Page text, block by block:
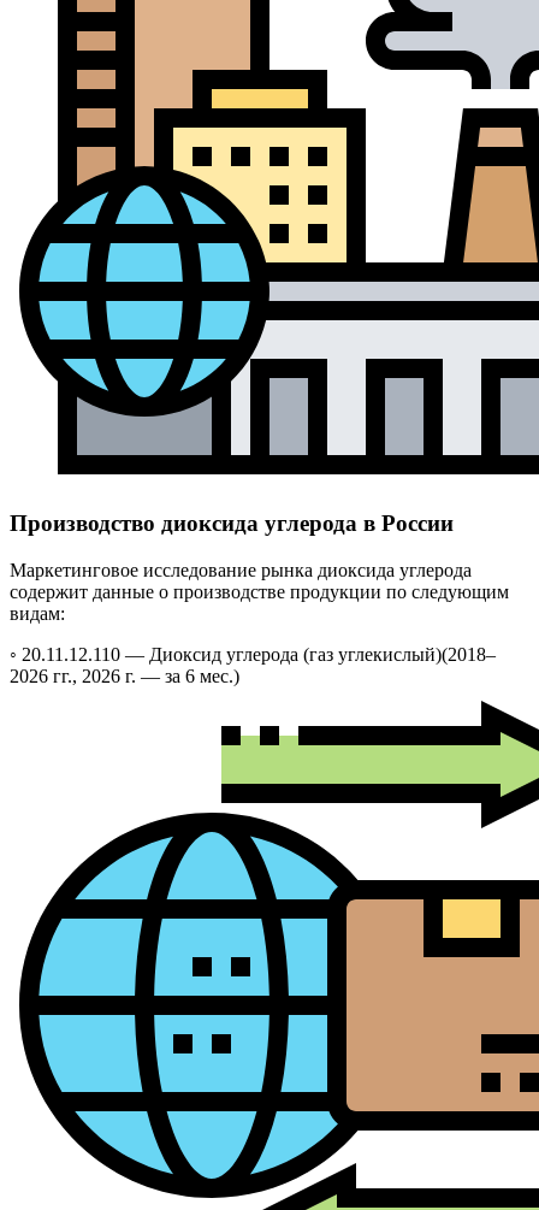
Производство диоксида углерода в России
Маркетинговое исследование рынка диоксида углерода
содержит данные о производстве продукции по следующим
видам:
◦ 20.11.12.110 — Диоксид углерода (газ углекислый)(2018–
2026 гг., 2026 г. — за 6 мес.)